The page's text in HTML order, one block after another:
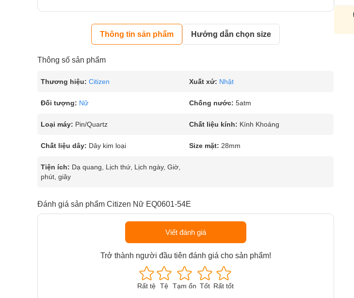
Thông tin sản phẩm Hướng dẫn chọn size
Thông số sản phẩm
Thương hiệu: Citizen Xuất xứ: Nhật
Đối tượng: Nữ Chống nước: 5atm
Loại máy: Pin/Quartz Chất liệu kính: Kính Khoáng
Chất liệu dây: Dây kim loại Size mặt: 28mm
Tiện ích: Dạ quang, Lịch thứ, Lịch ngày, Giờ,
phút, giây
Đánh giá sản phẩm Citizen Nữ EQ0601-54E
Viết đánh giá
Trở thành người đầu tiên đánh giá cho sản phẩm!
Rất tệ Tệ Tạm ổn Tốt Rất tốt